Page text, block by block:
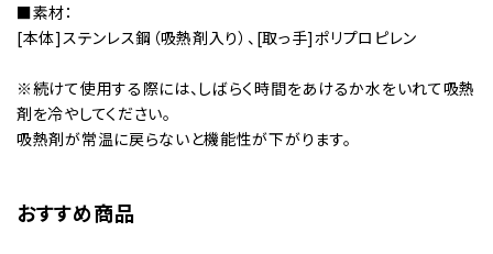
■素材：
[本体]ステンレス鋼（吸熱剤入り）、[取っ手]ポリプロピレン
※続けて使用する際には、しばらく時間をあけるか水をいれて吸熱
剤を冷やしてください。
吸熱剤が常温に戻らないと機能性が下がります。
おすすめ商品